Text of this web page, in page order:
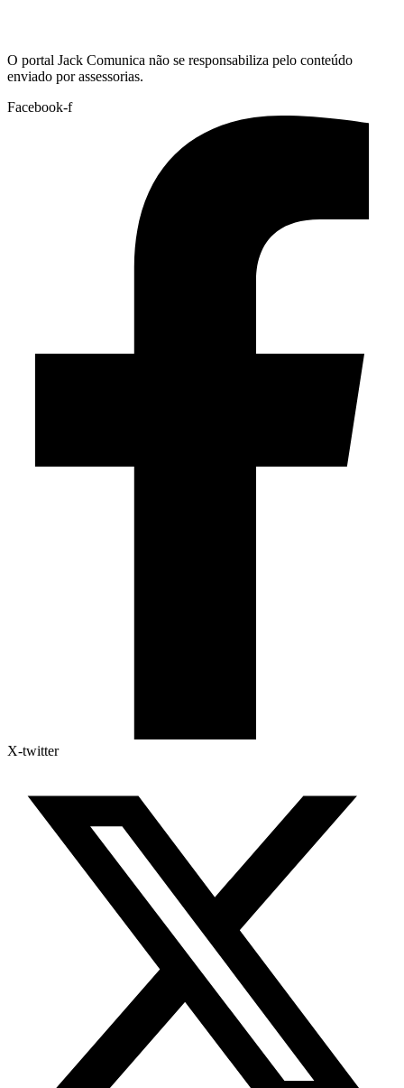
O portal Jack Comunica não se responsabiliza pelo conteúdo
enviado por assessorias.
Facebook-f
X-twitter